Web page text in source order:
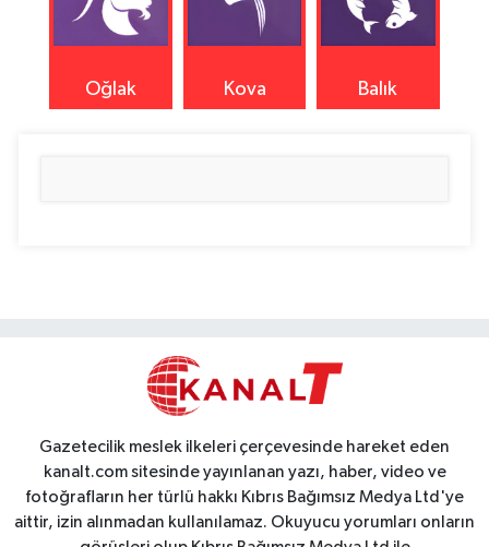
Oğlak Kova Balık
Gazetecilik meslek ilkeleri çerçevesinde hareket eden
kanalt.com sitesinde yayınlanan yazı, haber, video ve
fotoğrafların her türlü hakkı Kıbrıs Bağımsız Medya Ltd'ye
aittir, izin alınmadan kullanılamaz. Okuyucu yorumları onların